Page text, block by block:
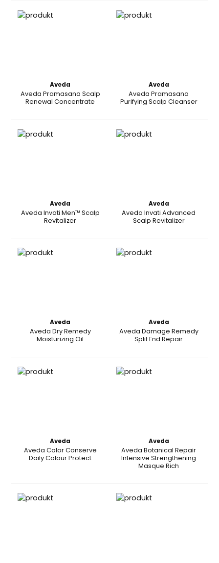
Aveda
Aveda Pramasana Scalp
Renewal Concentrate
Aveda
Aveda Pramasana
Purifying Scalp Cleanser
Aveda
Aveda Invati Men™ Scalp
Revitalizer
Aveda
Aveda Invati Advanced
Scalp Revitalizer
Aveda
Aveda Dry Remedy
Moisturizing Oil
Aveda
Aveda Damage Remedy
Split End Repair
Aveda
Aveda Color Conserve
Daily Colour Protect
Aveda
Aveda Botanical Repair
Intensive Strengthening
Masque Rich